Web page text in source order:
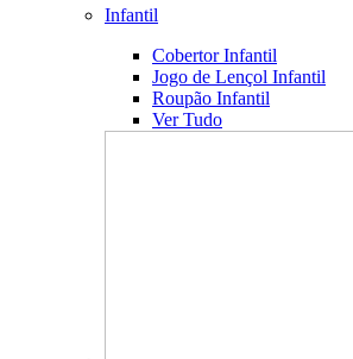
Infantil
Cobertor Infantil
Jogo de Lençol Infantil
Roupão Infantil
Ver Tudo